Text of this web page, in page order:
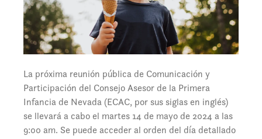
La próxima reunión pública de Comunicación y
Participación del Consejo Asesor de la Primera
Infancia de Nevada (ECAC, por sus siglas en inglés)
se llevará a cabo el martes 14 de mayo de 2024 a las
9:00 am. Se puede acceder al orden del día detallado